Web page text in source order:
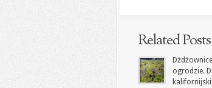
Related Posts
ogrodzie.